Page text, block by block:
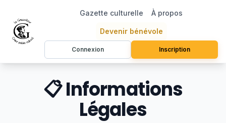
Gazette culturelle À propos
Devenir bénévole
Connexion Inscription
📋 Informations
Légales